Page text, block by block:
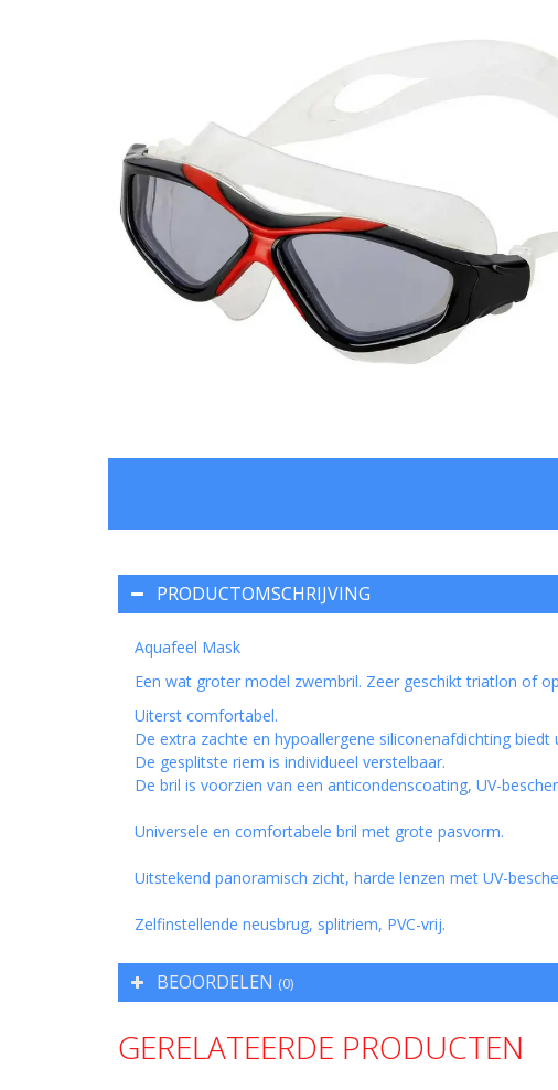
PRODUCTOMSCHRIJVING
Aquafeel Mask
Een wat groter model zwembril. Zeer geschikt triatlon of
Uiterst comfortabel.
De extra zachte en hypoallergene siliconenafdichting
De gesplitste riem is individueel verstelbaar.
De bril is voorzien van een anticondenscoating, UV-
Universele en comfortabele bril met grote pasvorm.
Uitstekend panoramisch zicht, harde lenzen met UV-
Zelfinstellende neusbrug, splitriem, PVC-vrij.
BEOORDELEN (0)
GERELATEERDE PRODUCTEN